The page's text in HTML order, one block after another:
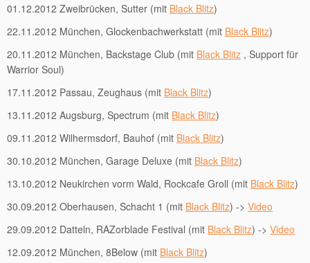
01.12.2012 Zweibrücken, Sutter (mit Black Blitz)
22.11.2012 München, Glockenbachwerkstatt (mit Black Blitz)
20.11.2012 München, Backstage Club (mit Black Blitz , Support für
Warrior Soul)
17.11.2012 Passau, Zeughaus (mit Black Blitz)
13.11.2012 Augsburg, Spectrum (mit Black Blitz)
09.11.2012 Wilhermsdorf, Bauhof (mit Black Blitz)
30.10.2012 München, Garage Deluxe (mit Black Blitz)
13.10.2012 Neukirchen vorm Wald, Rockcafe Groll (mit Black Blitz)
30.09.2012 Oberhausen, Schacht 1 (mit Black Blitz) -> Video
29.09.2012 Datteln, RAZorblade Festival (mit Black Blitz) -> Video
12.09.2012 München, 8Below (mit Black Blitz)